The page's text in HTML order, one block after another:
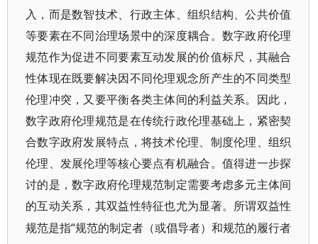
入，而是数智技术、行政主体、组织结构、公共价值
等要素在不同治理场景中的深度耦合。数字政府伦理
规范作为促进不同要素互动发展的价值标尺，其融合
性体现在既要解决因不同伦理观念所产生的不同类型
伦理冲突，又要平衡各类主体间的利益关系。因此，
数字政府伦理规范是在传统行政伦理基础上，紧密契
合数字政府发展特点，将技术伦理、制度伦理、组织
伦理、发展伦理等核心要点有机融合。值得进一步探
讨的是，数字政府伦理规范制定需要考虑多元主体间
的互动关系，其双益性特征也尤为显著。所谓双益性
规范是指“规范的制定者（或倡导者）和规范的履行者